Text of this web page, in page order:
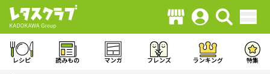
レシピ 読みもの マンガ フレンズ ランキング 特集